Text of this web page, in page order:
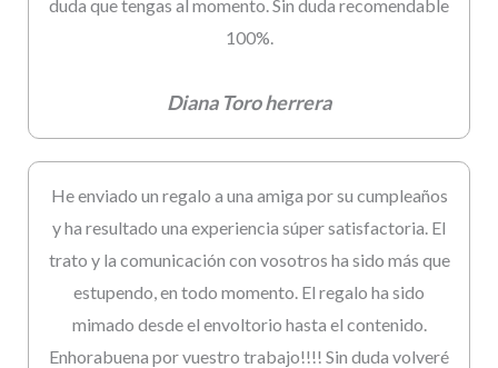
duda que tengas al momento. Sin duda recomendable
100%.
Diana Toro herrera
He enviado un regalo a una amiga por su cumpleaños
y ha resultado una experiencia súper satisfactoria. El
trato y la comunicación con vosotros ha sido más que
estupendo, en todo momento. El regalo ha sido
mimado desde el envoltorio hasta el contenido.
Enhorabuena por vuestro trabajo!!!! Sin duda volveré